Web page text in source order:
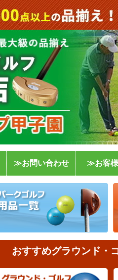
≫お問い合わせ ≫お客
おすすめグラウンド・